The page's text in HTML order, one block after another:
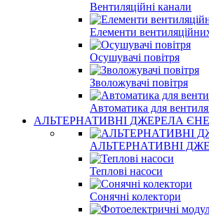
Вентиляційні канали
Елементи
Осушувачі повітря
Зволожувачі повітря
Автоматика для
АЛЬТЕРНАТИВНІ ДЖЕРЕЛА
АЛЬТЕРНАТИВНІ
Теплові насоси
Сонячні колектори